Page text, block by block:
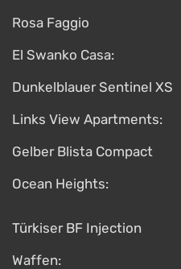
Rosa Faggio
El Swanko Casa:
Dunkelblauer Sentinel XS
Links View Apartments:
Gelber Blista Compact
Ocean Heights:
Türkiser BF Injection
Waffen: